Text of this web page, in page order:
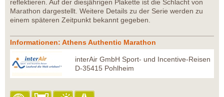
reflektieren. Auf der diesjährigen Plakette ist die Schlacht von
Marathon dargestellt. Weitere Details zu der Serie werden zu
einem späteren Zeitpunkt bekannt gegeben.
Informationen: Athens Authentic Marathon
interAir GmbH Sport- und Incentive-Reisen
D-35415 Pohlheim